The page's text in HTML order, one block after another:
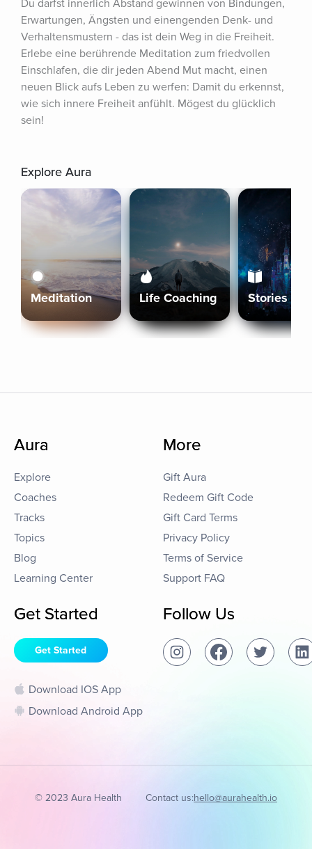
Du darfst innerlich Abstand gewinnen von Bindungen,
Erwartungen, Ängsten und einengenden Denk- und
Verhaltensmustern - das ist dein Weg in die Freiheit.
Erlebe eine berührende Meditation zum friedvollen
Einschlafen, die dir jeden Abend Mut macht, einen
neuen Blick aufs Leben zu werfen: Damit du erkennst,
wie sich innere Freiheit anfühlt. Mögest du glücklich
sein!
Explore Aura
Meditation Life Coaching Stories
Aura
Explore
Coaches
Tracks
Topics
Blog
Learning Center
More
Gift Aura
Redeem Gift Code
Gift Card Terms
Privacy Policy
Terms of Service
Support FAQ
Get Started
Get Started
Download IOS App
Download Android App
Follow Us
© 2023 Aura Health Contact us:hello@aurahealth.io